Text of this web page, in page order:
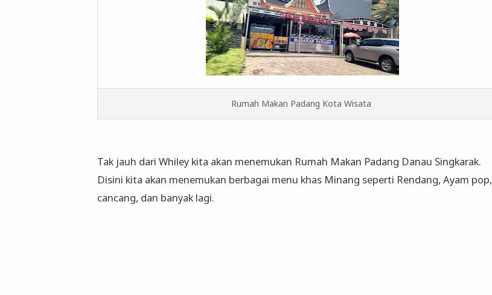
Rumah Makan Padang Kota Wisata
Tak jauh dari Whiley kita akan menemukan Rumah Makan Padang Danau Singkarak.
Disini kita akan menemukan berbagai menu khas Minang seperti Rendang, Ayam pop,
cancang, dan banyak lagi.